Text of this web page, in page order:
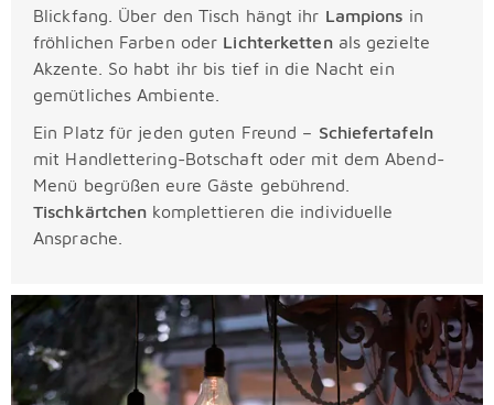
Blickfang. Über den Tisch hängt ihr Lampions in
fröhlichen Farben oder Lichterketten als gezielte
Akzente. So habt ihr bis tief in die Nacht ein
gemütliches Ambiente.
Ein Platz für jeden guten Freund – Schiefertafeln
mit Handlettering-Botschaft oder mit dem Abend-
Menü begrüßen eure Gäste gebührend.
Tischkärtchen komplettieren die individuelle
Ansprache.